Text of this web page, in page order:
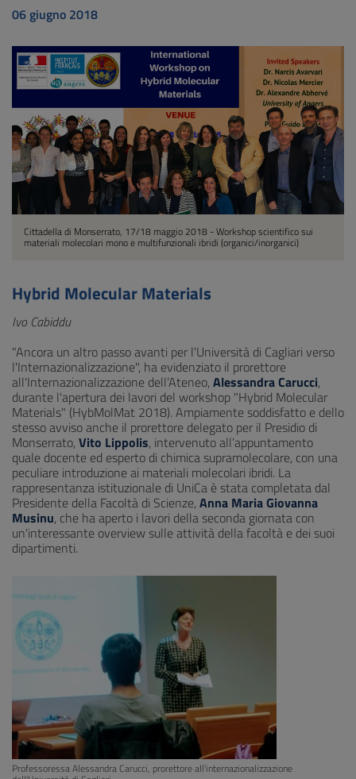
06 giugno 2018
Cittadella di Monserrato, 17/18 maggio 2018 - Workshop scientifico sui
materiali molecolari mono e multifunzionali ibridi (organici/inorganici)
Hybrid Molecular Materials
Ivo Cabiddu
"Ancora un altro passo avanti per l'Università di Cagliari verso
l'Internazionalizzazione", ha evidenziato il prorettore
all'Internazionalizzazione dell’Ateneo, Alessandra Carucci,
durante l'apertura dei lavori del workshop "Hybrid Molecular
Materials" (HybMolMat 2018). Ampiamente soddisfatto e dello
stesso avviso anche il prorettore delegato per il Presidio di
Monserrato, Vito Lippolis, intervenuto all’appuntamento
quale docente ed esperto di chimica supramolecolare, con una
peculiare introduzione ai materiali molecolari ibridi. La
rappresentanza istituzionale di UniCa è stata completata dal
Presidente della Facoltà di Scienze, Anna Maria Giovanna
Musinu, che ha aperto i lavori della seconda giornata con
un'interessante overview sulle attività della facoltà e dei suoi
dipartimenti.
Professoressa Alessandra Carucci, prorettore all'internazionalizzazione